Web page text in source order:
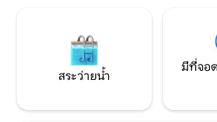
สระว่ายน้ำ
มีที่จอ